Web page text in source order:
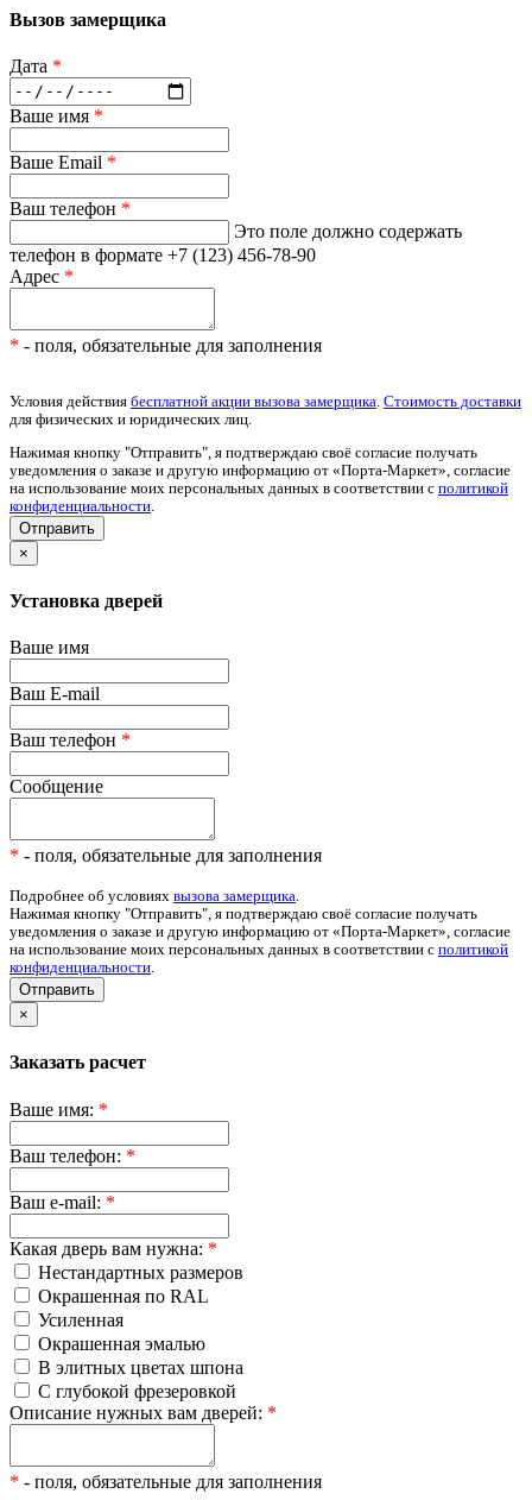
Вызов замерщика
Дата *
Ваше имя *
Ваше Email *
Ваш телефон *
Это поле должно содержать
телефон в формате +7 (123) 456-78-90
Адрес *
* - поля, обязательные для заполнения
Условия действия бесплатной акции вызова замерщика Стоимость доставки
для физических и юридических лиц.
Нажимая кнопку "Отправить", я подтверждаю своё согласие получать
уведомления о заказе и другую информацию от «Порта-Маркет», согласие
на использование моих персональных данных в соответствии с политикой
конфиденциальности
×
Установка дверей
Ваше имя
Ваш E-mail
Ваш телефон *
Сообщение
* - поля, обязательные для заполнения
Подробнее об условиях вызова замерщика.
Нажимая кнопку "Отправить", я подтверждаю своё согласие получать
уведомления о заказе и другую информацию от «Порта-Маркет», согласие
на использование моих персональных данных в соответствии с политикой
конфиденциальности.
Отправить
×
Заказать расчет
Ваше имя: *
Ваш телефон: *
Ваш e-mail: *
Какая дверь вам нужна: *
Нестандартных размеров
Окрашенная по RAL
Усиленная
Окрашенная эмалью
В элитных цветах шпона
С глубокой фрезеровкой
Описание нужных вам дверей: *
* - поля, обязательные для заполнения